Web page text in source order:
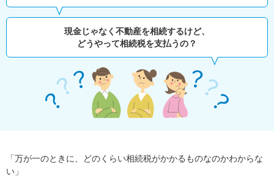
現金じゃなく不動産を相続するけど、
どうやって相続税を支払うの？
「万が一のときに、どのくらい相続税がかかるものなのかわからな
い」